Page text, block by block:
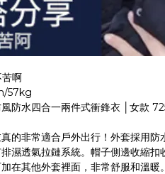
啊
57kg
防水四合一兩件式衝鋒衣 │女款
的非常適合戶外出行！外套採用防
濕透氣拉鏈系統。帽子側邊收縮
在其他外套裡面，非常舒服和溫暖。